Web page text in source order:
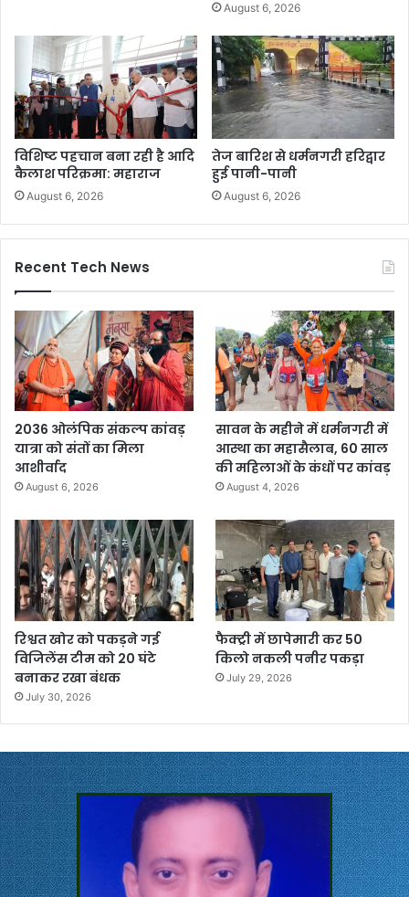
August 6, 2026
विशिष्ट पहचान बना रही है आदि
कैलाश परिक्रमा: महाराज
August 6, 2026
तेज बारिश से धर्मनगरी हरिद्वार
हुई पानी-पानी
August 6, 2026
Recent Tech News
2036 ओलंपिक संकल्प कांवड़
यात्रा को संतों का मिला
आशीर्वाद
August 6, 2026
सावन के महीने में धर्मनगरी में
आस्था का महासैलाब, 60 साल
की महिलाओं के कंधों पर कांवड़
August 4, 2026
रिश्वत खोर को पकड़ने गई
विजिलेंस टीम को 20 घंटे
बनाकर रखा बंधक
July 30, 2026
फैक्ट्री में छापेमारी कर 50
किलो नकली पनीर पकड़ा
July 29, 2026